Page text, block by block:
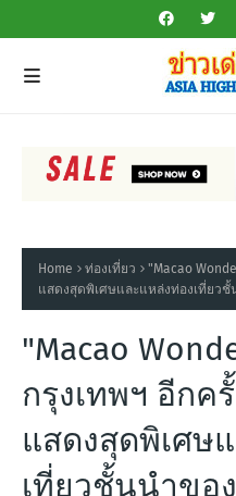
Home ท่องเที่ยว
"Macao
แสดงสุดพิเศษและแหล่งท่องเที่ยวชั้
"Macao
กรุงเทพฯ อีกค
แสดงสุดพิเศษ
เที่ยวชั้นนำขอ